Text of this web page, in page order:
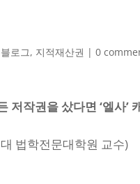
로그, 지적재산권 |0
저작권을 샀다면 ‘엘사’
법학전문대학원 교수)